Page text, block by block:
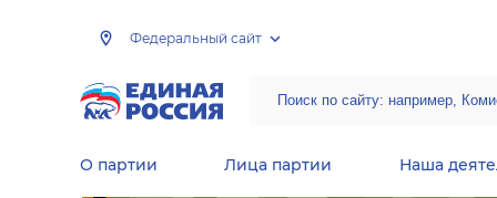
Федеральный сайт
О партии Лица партии Наша